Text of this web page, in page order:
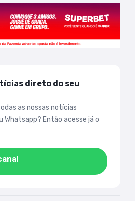
direto do seu
as nossas notícias
Whatsapp? Então acesse já o